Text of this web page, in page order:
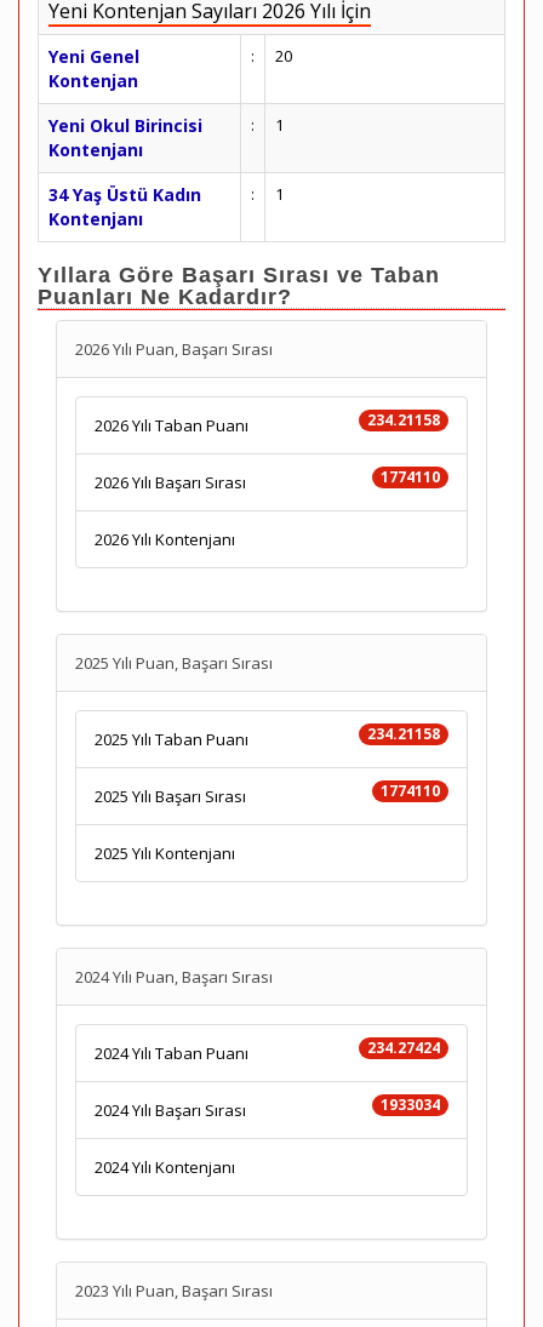
Yeni Kontenjan Sayıları 2026 Yılı İçin
Yeni Genel
Kontenjan
: 20
Yeni Okul Birincisi
Kontenjanı
: 1
34 Yaş Üstü Kadın
Kontenjanı
: 1
Yıllara Göre Başarı Sırası ve Taban
Puanları Ne Kadardır?
2026 Yılı Puan, Başarı Sırası
234.21158
2026 Yılı Taban Puanı
1774110
2026 Yılı Başarı Sırası
2026 Yılı Kontenjanı
2025 Yılı Puan, Başarı Sırası
234.21158
2025 Yılı Taban Puanı
1774110
2025 Yılı Başarı Sırası
2025 Yılı Kontenjanı
2024 Yılı Puan, Başarı Sırası
234.27424
2024 Yılı Taban Puanı
1933034
2024 Yılı Başarı Sırası
2024 Yılı Kontenjanı
2023 Yılı Puan, Başarı Sırası